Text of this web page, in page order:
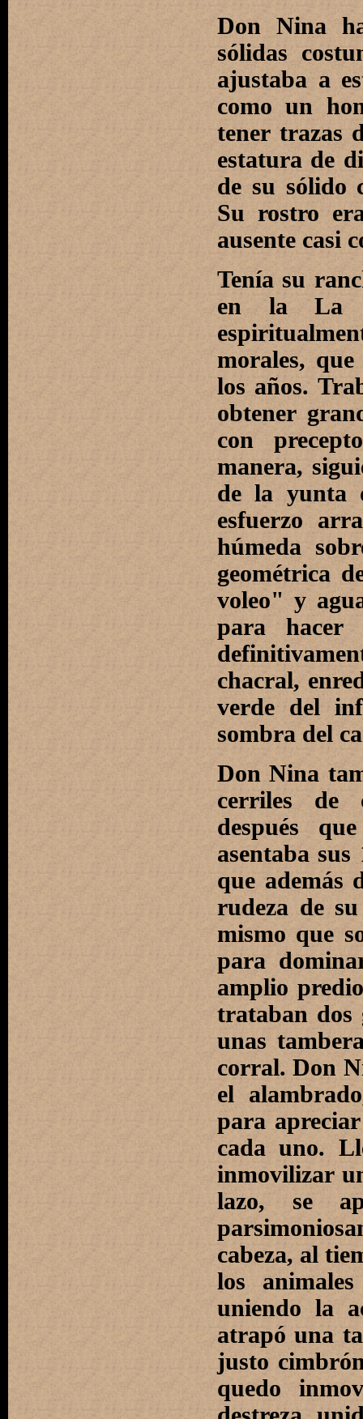
Don Nina
sólidas
ajustaba a
como un
tener trazas
estatura de
de su sólido
Su rostro
ausente casi
Tenía su
en la La
morales,
los años.
obtener
con
manera,
de la yunta
esfuerzo
húmeda
geométrica
voleo" y
para hacer
chacral,
verde del
sombra del
Don Nina
cerriles de
después
asentaba
que además
rudeza de
mismo que
para
amplio
trataban dos
unas
corral. Don
el
para
cada uno.
inmovilizar
lazo, se
cabeza, al
los
uniendo la
atrapó una
justo
quedo